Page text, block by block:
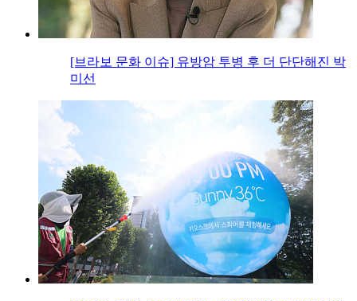
[브라보 문화 이슈] 유방암 투병 후 더 단단해진 박
미선